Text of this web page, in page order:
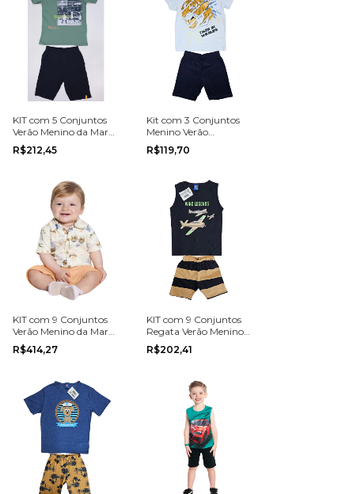
KIT com 5 Conjuntos
Verão Menino da Marca
Elian no tamanho 10,
12 ou 14.
R$212,45
Kit com 3 Conjuntos
Menino Verão
Multimarca do
tamanho 4 ao 16
R$119,70
KIT com 9 Conjuntos
Verão Menino da Marca
Alakazoo na grade do
P ao G
R$414,27
KIT com 9 Conjuntos
Regata Verão Menino
da Marca Pipa na
grade do 1 ao 3
R$202,41